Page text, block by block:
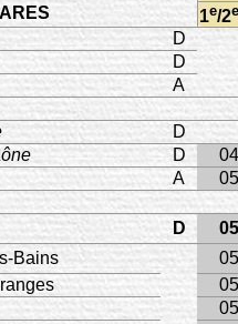
1e/2e
D
D
A
D
D
A
D
Bains